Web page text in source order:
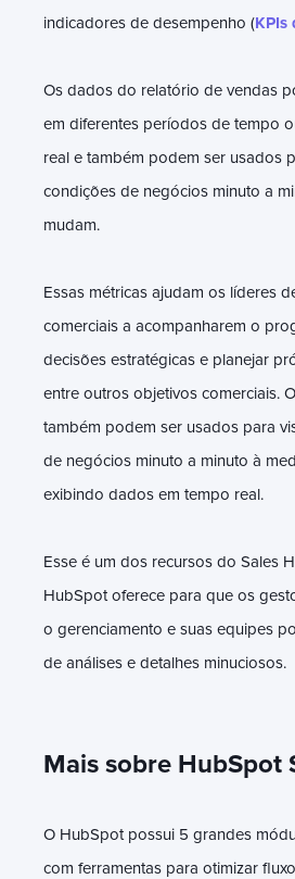
indicadores de desempenho (KPIs
Os dados do relatório de vendas
em diferentes períodos de tempo
real e também podem ser usados
condições de negócios minuto a
mudam.
Essas métricas ajudam os líderes
comerciais a acompanharem o
decisões estratégicas e planejar
entre outros objetivos comerciais.
também podem ser usados ​​para
de negócios minuto a minuto à
exibindo dados em tempo real.
Esse é um dos recursos do Sales
HubSpot oferece para que os
o gerenciamento e suas equipes
de análises e detalhes minuciosos.
Mais sobre HubSpot
O HubSpot possui 5 grandes
com ferramentas para otimizar